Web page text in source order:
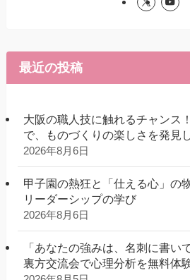
最近の投稿
大阪の職人技に触れるチャンス
で、ものづくりの楽しさを発見
2026年8月6日
甲子園の熱狂と「仕える心」の
リーダーシップの学び
2026年8月6日
「あなたの強みは、名刺に書い
裏方交流会で心理分析を無料体